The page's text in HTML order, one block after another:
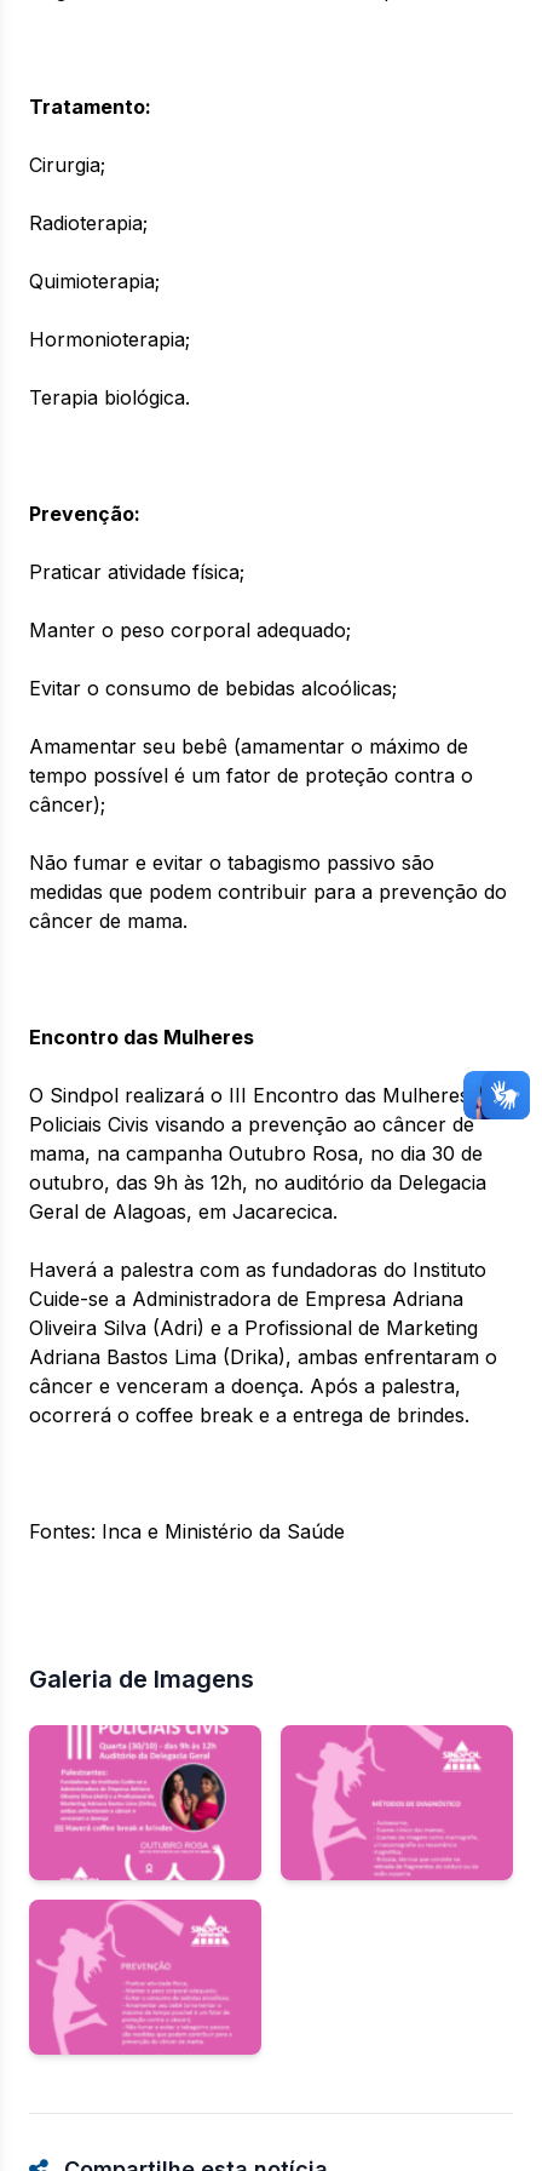
Tratamento:
Cirurgia;
Radioterapia;
Quimioterapia;
Hormonioterapia;
Terapia biológica.
Prevenção:
Praticar atividade física;
Manter o peso corporal adequado;
Evitar o consumo de bebidas alcoólicas;
Amamentar seu bebê (amamentar o máximo de
tempo possível é um fator de proteção contra o
câncer);
Não fumar e evitar o tabagismo passivo são
medidas que podem contribuir para a prevenção do
câncer de mama.
Encontro das Mulheres
O Sindpol realizará o III Encontro das Mulheres
Policiais Civis visando a prevenção ao câncer de
mama, na campanha Outubro Rosa, no dia 30 de
outubro, das 9h às 12h, no auditório da Delegacia
Geral de Alagoas, em Jacarecica.
Haverá a palestra com as fundadoras do Instituto
Cuide-se a Administradora de Empresa Adriana
Oliveira Silva (Adri) e a Profissional de Marketing
Adriana Bastos Lima (Drika), ambas enfrentaram o
câncer e venceram a doença. Após a palestra,
ocorrerá o coffee break e a entrega de brindes.
Fontes: Inca e Ministério da Saúde
Galeria de Imagens